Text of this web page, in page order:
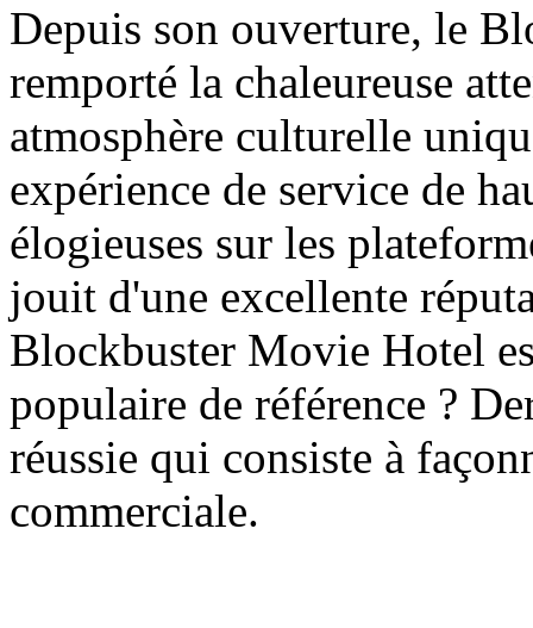
Depuis son ouverture, le
remporté la chaleureuse
atmosphère culturelle
expérience de service de
élogieuses sur les
jouit d'une excellente
Blockbuster Movie Hotel
populaire de référence ?
réussie qui consiste à
commerciale.